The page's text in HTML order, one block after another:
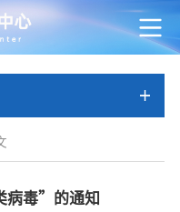
病毒”的通知